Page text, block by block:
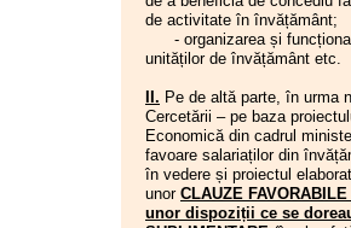
pentru o funcție din sectorul
conform prezentei legi pentru
de 8 ore zilnic, este mai mică
salariului de bază minim brut pe
plată, atunci persoana care
respectivă beneficiază de plata
cu salariul de bază minim brut
plată. În cazul în care
pentru este,??????potrivit
ore zilnic, persoana care ocupă
beneficiază de plata unei sume
preuniversitar și
propuse pentru
09.07.2025
Noul
04.07.2025
"Protestați, că-i
30.06.2025
Programul de
și nevoia de
24.06.2025
Ipocrizie,
credulă... sau
16.06.2025
REÎNCEP
SISTEMUL DE
30.05.2025
Educația este o
de activitate în învățământ;
- organizarea și
unităților de învățământ etc.
II. Pe de altă parte, în urma
Cercetării – pe baza
Economică din cadrul
favoare salariaților din
în vedere și proiectul
unor CLAUZE
unor dispoziții ce se